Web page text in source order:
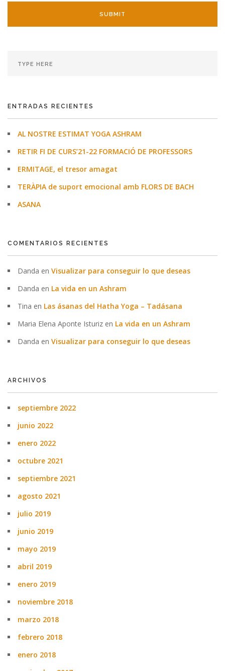
ENTRADAS RECIENTES
AL NOSTRE ESTIMAT YOGA ASHRAM
RETIR FI DE CURS’21-22 FORMACIÓ DE PROFESSORS
ERMITAGE, el tresor amagat
TERÀPIA de suport emocional amb FLORS DE BACH
ASANA
COMENTARIOS RECIENTES
Danda en Visualizar para conseguir lo que deseas
Danda en La vida en un Ashram
Tina en Las ásanas del Hatha Yoga – Tadásana
Maria Elena Aponte Isturiz en La vida en un Ashram
Danda en Visualizar para conseguir lo que deseas
ARCHIVOS
septiembre 2022
junio 2022
enero 2022
octubre 2021
septiembre 2021
agosto 2021
julio 2019
junio 2019
mayo 2019
abril 2019
enero 2019
noviembre 2018
marzo 2018
febrero 2018
enero 2018